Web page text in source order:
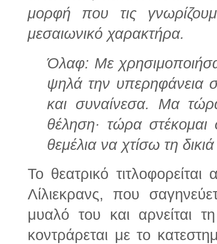
μορφή που τις
μεσαιωνικό χαρακτήρα.
Όλαφ: Με
ψηλά την υπερηφάνεια
και συναίνεσα. Μα
θέληση· τώρα
θεμέλια να χτίσω τη
Το θεατρικό
Λίλιεκρανς, που
μυαλό του και αρνείται
κοντράρεται με το